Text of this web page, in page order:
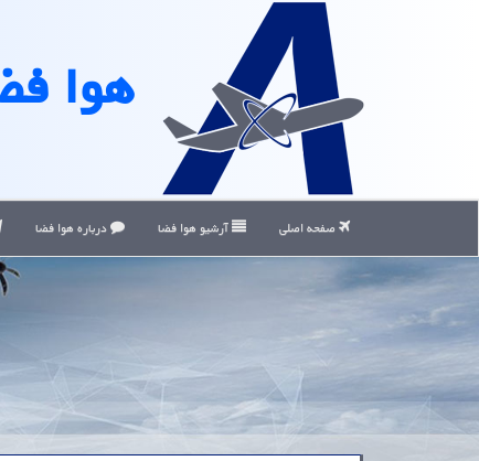
هوا
صفحه اصلی آرشیو هوا فضا درباره هوا فضا